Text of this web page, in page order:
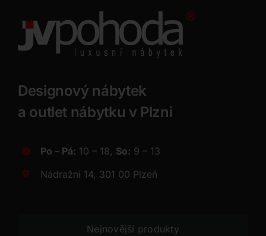
Designový nábytek
a outlet nábytku v Plzni
Po – Pá: 10 – 18, So: 9 – 13
Nádražní 14, 301 00 Plzeň
Nejnovější produkty